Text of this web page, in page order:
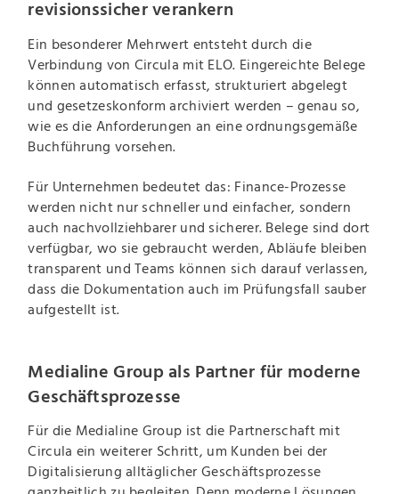
revisionssicher verankern
Ein besonderer Mehrwert entsteht durch die
Verbindung von Circula mit ELO. Eingereichte Belege
können automatisch erfasst, strukturiert abgelegt
und gesetzeskonform archiviert werden – genau so,
wie es die Anforderungen an eine ordnungsgemäße
Buchführung vorsehen.
Für Unternehmen bedeutet das: Finance-Prozesse
werden nicht nur schneller und einfacher, sondern
auch nachvollziehbarer und sicherer. Belege sind dort
verfügbar, wo sie gebraucht werden, Abläufe bleiben
transparent und Teams können sich darauf verlassen,
dass die Dokumentation auch im Prüfungsfall sauber
aufgestellt ist.
Medialine Group als Partner für moderne
Geschäftsprozesse
Für die Medialine Group ist die Partnerschaft mit
Circula ein weiterer Schritt, um Kunden bei der
Digitalisierung alltäglicher Geschäftsprozesse